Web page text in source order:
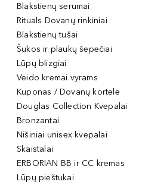
Blakstienų serumai
Rituals Dovanų rinkiniai
Blakstienų tušai
Šukos ir plaukų šepečiai
Lūpų blizgiai
Veido kremai vyrams
Kuponas / Dovanų kortelė
Douglas Collection Kvepalai
Bronzantai
Nišiniai unisex kvepalai
Skaistalai
ERBORIAN BB ir CC kremas
Lūpų pieštukai